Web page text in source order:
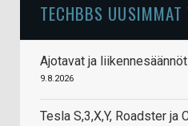
TECHBBS
Ajotavat ja liikennesäännöt
9.8.2026
Tesla S,3,X,Y, Roadster ja